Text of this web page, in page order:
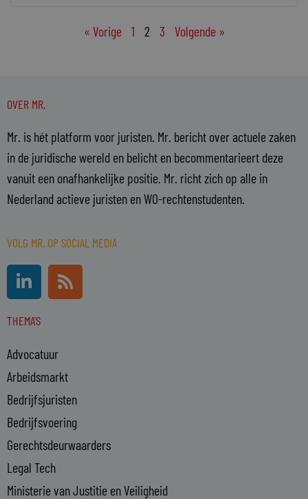
« Vorige 1 2 3 Volgende »
OVER MR.
Mr. is hét platform voor juristen. Mr. bericht over actuele zaken
in de juridische wereld en belicht en becommentarieert deze
vanuit een onafhankelijke positie. Mr. richt zich op alle in
Nederland actieve juristen en WO-rechtenstudenten.
VOLG MR. OP SOCIAL MEDIA
L
i
n
k
d
i
n
-
i
n
R
s
s
THEMA'S
Advocatuur
Arbeidsmarkt
Bedrijfsjuristen
Bedrijfsvoering
Gerechtsdeurwaarders
Legal Tech
Ministerie van Justitie en Veiligheid